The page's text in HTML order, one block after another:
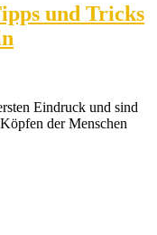
und Tricks
Eindruck und sind
der Menschen